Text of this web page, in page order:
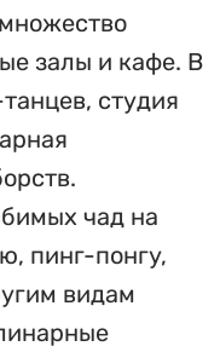
залы и кафе. В
студия
чад на
пинг-понгу,
видам